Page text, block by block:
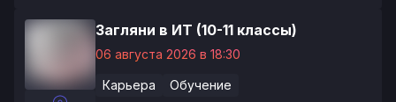
Загляни в ИТ (10-11 классы)
06 августа 2026 в 18:30
Карьера Обучение